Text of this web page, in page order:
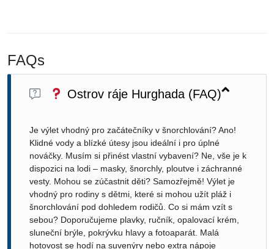
FAQs
Ostrov ráje Hurghada (FAQ)
Je výlet vhodný pro začátečníky v šnorchlování? Ano!
Klidné vody a blízké útesy jsou ideální i pro úplné
nováčky. Musím si přinést vlastní vybavení? Ne, vše je k
dispozici na lodi – masky, šnorchly, ploutve i záchranné
vesty. Mohou se zúčastnit děti? Samozřejmě! Výlet je
vhodný pro rodiny s dětmi, které si mohou užít pláž i
šnorchlování pod dohledem rodičů. Co si mám vzít s
sebou? Doporučujeme plavky, ručník, opalovací krém,
sluneční brýle, pokrývku hlavy a fotoaparát. Malá
hotovost se hodí na suvenýry nebo extra nápoje